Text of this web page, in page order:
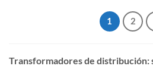
1 2
Transformadores de distribución: